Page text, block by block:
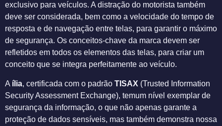
exclusivo para veículos. A distração do motorista também
deve ser considerada, bem como a velocidade do tempo de
resposta e de navegação entre telas, para garantir o máximo
de segurança. Os conceitos-chave da marca devem ser
refletidos em todos os elementos das telas, para criar um
conceito que se integra perfeitamente ao veículo.
A ília, certificada com o padrão TISAX (Trusted Information
Security Assessment Exchange), temum nível exemplar de
segurança da informação, o que não apenas garante a
proteção de dados sensíveis, mas também demonstra nossa